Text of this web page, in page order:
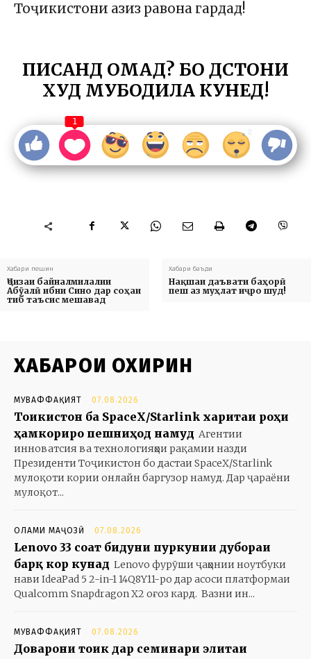
Тоҷикистони азиз равона гардад!
ПИСАНД ОМАД? БО ДӮСТОНИ
ХУД МУБОДИЛА КУНЕД!
1
Хабари пешин
Ҷоизаи байналмилалии
Абӯалӣ ибни Сино дар соҳаи
тиб таъсис мешавад
Хабари баъди
Нақшаи даъвати баҳорӣ
пеш аз муҳлат иҷро шуд!
ХАБАРҲОИ ОХИРИН
МУВАФФАҚИЯТ 07.08.2026
Тоҷикистон ба SpaceX/Starlink харитаи роҳи
ҳамкориро пешниҳод намуд Агентии
инноватсия ва технологияҳои рақамии назди
Президенти Тоҷикистон бо дастаи SpaceX/Starlink
мулоқоти кории онлайн баргузор намуд. Дар ҷараёни
мулоқот...
ОЛАМИ МАҶОЗӢ 07.08.2026
Lenovo 33 соат бидуни пуркунии дубораи
барқ кор кунад Lenovo фурӯши ҷаҳонии ноутбуки
нави IdeaPad 5 2-in-1 14Q8Y11-ро дар асоси платформаи
Qualcomm Snapdragon X2 оғоз кард. Вазни ин...
МУВАФФАҚИЯТ 07.08.2026
Доварони тоҷик дар семинари элитаи